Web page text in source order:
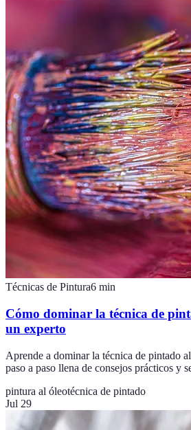
Técnicas de Pintura6 min
Cómo dominar la técnica de
un experto
Aprende a dominar la técnica de pintado
paso a paso llena de consejos prácticos y
pintura al óleotécnica de pintado
Jul 29